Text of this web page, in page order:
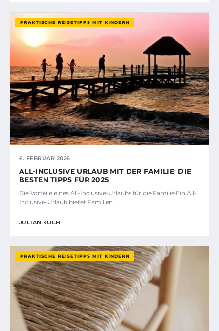
PRAKTISCHE REISETIPPS MIT KINDERN
6. FEBRUAR 2026
ALL-INCLUSIVE URLAUB MIT DER FAMILIE: DIE
BESTEN TIPPS FÜR 2025
Die Vorteile eines All-Inclusive-Urlaubs für die Familie Ein All-
Inclusive-Urlaub bietet Familien…
JULIAN KOCH
PRAKTISCHE REISETIPPS MIT KINDERN